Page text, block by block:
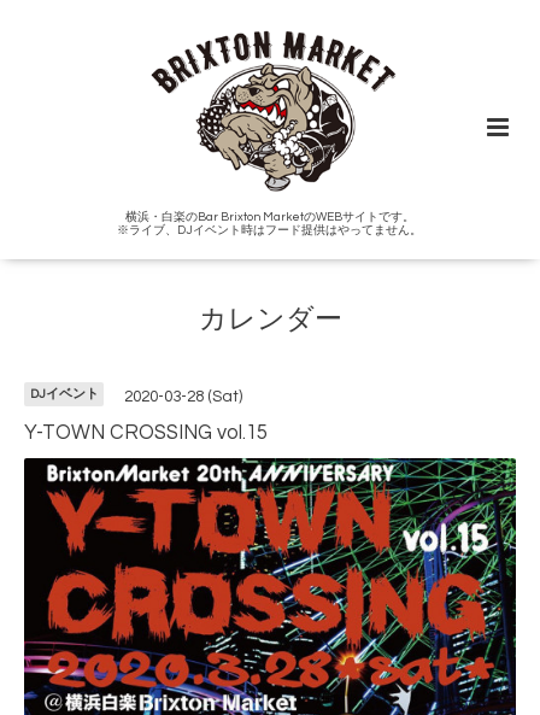
横浜・白楽のBar Brixton MarketのWEBサイトです。
※ライブ、DJイベント時はフード提供はやってません。
カレンダー
DJイベント 2020-03-28 (Sat)
Y-TOWN CROSSING vol.15